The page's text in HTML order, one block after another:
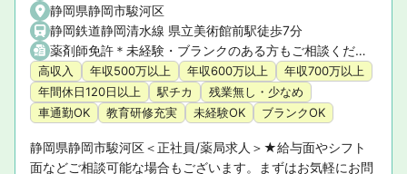
静岡県静岡市駿河区
静岡鉄道静岡清水線 県立美術館前駅徒歩7分
薬剤師免許＊未経験・ブランクのある方もご相談ください
高収入 年収500万以上 年収600万以上
年収700万以上
年間休日120日以上
駅チカ
残業無し・少なめ
車通勤OK
教育研修充実 未経験OK ブランクOK
静岡県静岡市駿河区＜正社員/薬局求人＞★給与面やシフト
面などご相談可能な場合もございます。まずはお気軽にお問